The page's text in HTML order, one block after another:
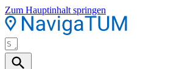
Zum Hauptinhalt springen